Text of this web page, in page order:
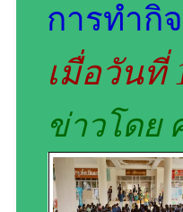
การทำกิ
เมื่อวันที่
ข่าวโดย